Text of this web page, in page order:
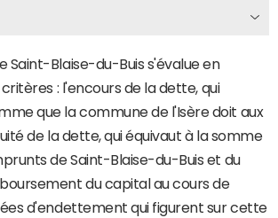
Saint-Blaise-du-Buis s'évalue en
: l'encours de la dette, qui
que la commune de l'Isère doit aux
de la dette, qui équivaut à la somme
de Saint-Blaise-du-Buis et du
du capital au cours de
d'endettement qui figurent sur cette